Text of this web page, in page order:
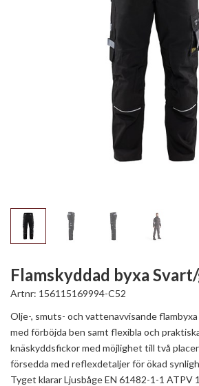
Flamskyddad byxa
Artnr: 156115169994-C52
Olje-, smuts- och vattenavvisande
med förböjda ben samt flexibla och
knäskyddsfickor med möjlighet till två
försedda med reflexdetaljer för ökad
Tyget klarar Ljusbåge EN 61482-1-1 ATPV